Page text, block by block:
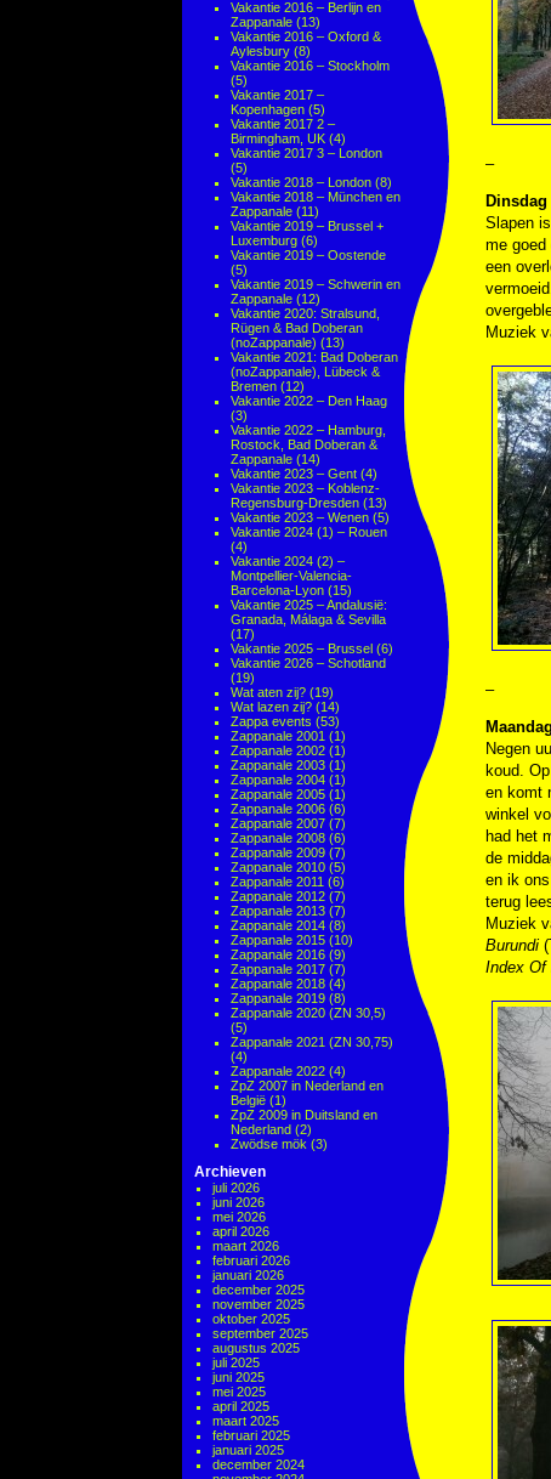
Vakantie 2016 – Berlijn en
Zappanale (13)
Vakantie 2016 – Oxford &
Aylesbury (8)
Vakantie 2016 – Stockholm
(5)
Vakantie 2017 –
Kopenhagen (5)
Vakantie 2017 2 –
Birmingham, UK (4)
Vakantie 2017 3 – London
(5)
Vakantie 2018 – London (8)
Vakantie 2018 – München en
Zappanale (11)
Vakantie 2019 – Brussel +
Luxemburg (6)
Vakantie 2019 – Oostende
(5)
Vakantie 2019 – Schwerin en
Zappanale (12)
Vakantie 2020: Stralsund,
Rügen & Bad Doberan
(noZappanale) (13)
Vakantie 2021: Bad Doberan
(noZappanale), Lübeck &
Bremen (12)
Vakantie 2022 – Den Haag
(3)
Vakantie 2022 – Hamburg,
Rostock, Bad Doberan &
Zappanale (14)
Vakantie 2023 – Gent (4)
Vakantie 2023 – Koblenz-
Regensburg-Dresden (13)
Vakantie 2023 – Wenen (5)
Vakantie 2024 (1) – Rouen
(4)
Vakantie 2024 (2) –
Montpellier-Valencia-
Barcelona-Lyon (15)
Vakantie 2025 – Andalusië:
Granada, Málaga & Sevilla
(17)
Vakantie 2025 – Brussel (6)
Vakantie 2026 – Schotland
(19)
Wat aten zij? (19)
Wat lazen zij? (14)
Zappa events (53)
Zappanale 2001 (1)
Zappanale 2002 (1)
Zappanale 2003 (1)
Zappanale 2004 (1)
Zappanale 2005 (1)
Zappanale 2006 (6)
Zappanale 2007 (7)
Zappanale 2008 (6)
Zappanale 2009 (7)
Zappanale 2010 (5)
Zappanale 2011 (6)
Zappanale 2012 (7)
Zappanale 2013 (7)
Zappanale 2014 (8)
Zappanale 2015 (10)
Zappanale 2016 (9)
Zappanale 2017 (7)
Zappanale 2018 (4)
Zappanale 2019 (8)
Zappanale 2020 (ZN 30,5)
(5)
Zappanale 2021 (ZN 30,75)
(4)
Zappanale 2022 (4)
ZpZ 2007 in Nederland en
België (1)
ZpZ 2009 in Duitsland en
Nederland (2)
Zwödse mök (3)
Archieven
juli 2026
juni 2026
mei 2026
april 2026
maart 2026
februari 2026
januari 2026
december 2025
november 2025
oktober 2025
september 2025
augustus 2025
juli 2025
juni 2025
mei 2025
april 2025
maart 2025
februari 2025
januari 2025
december 2024
–
Slapen
me
een
Muziek
–
Negen
koud.
en komt
winkel
had het
de
en ik
terug
Muziek
Burundi
Index Of